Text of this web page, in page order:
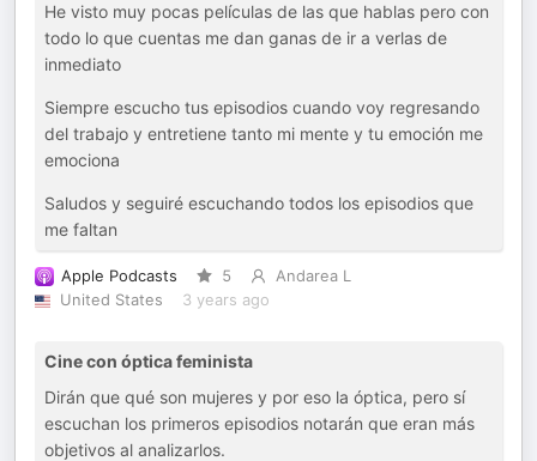
He visto muy pocas películas de las que hablas pero con
todo lo que cuentas me dan ganas de ir a verlas de
inmediato
Siempre escucho tus episodios cuando voy regresando
del trabajo y entretiene tanto mi mente y tu emoción me
emociona
Saludos y seguiré escuchando todos los episodios que
me faltan
Apple Podcasts 5
Andarea L
United States
3 years ago
Cine con óptica feminista
Dirán que qué son mujeres y por eso la óptica, pero sí
escuchan los primeros episodios notarán que eran más
objetivos al analizarlos.